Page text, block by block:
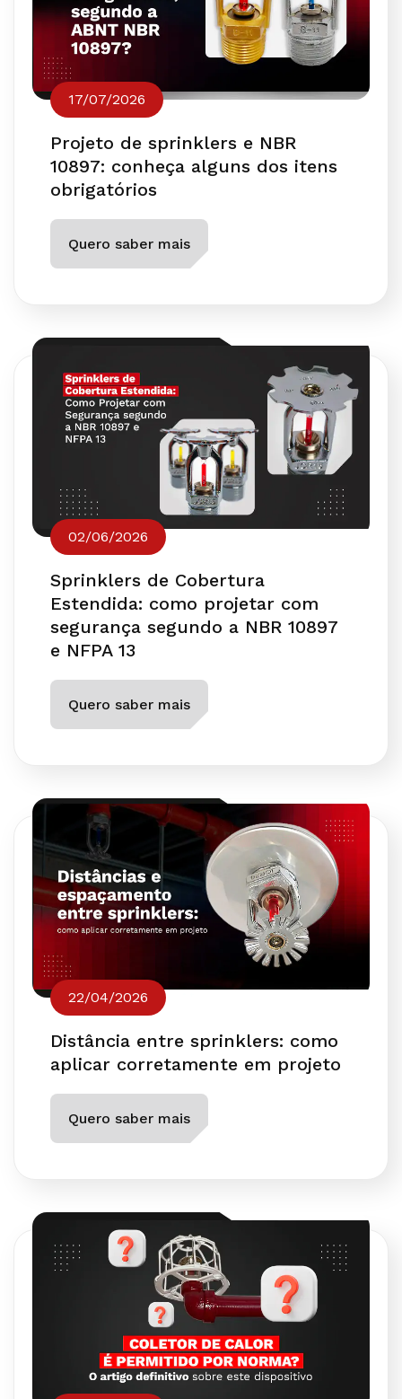
17/07/2026
Projeto de sprinklers e NBR
10897: conheça alguns dos itens
obrigatórios
Quero saber mais
02/06/2026
Sprinklers de Cobertura
Estendida: como projetar com
segurança segundo a NBR 10897
e NFPA 13
Quero saber mais
22/04/2026
Distância entre sprinklers: como
aplicar corretamente em projeto
Quero saber mais